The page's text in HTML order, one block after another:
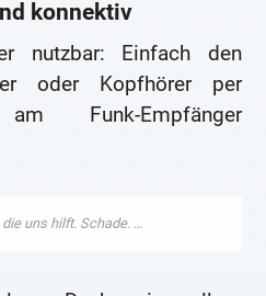
konnektiv
nutzbar: Einfach den
oder Kopfhörer per
am Funk-Empfänger